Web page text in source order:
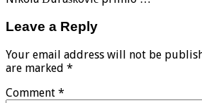
Leave a Reply
Your email address will not be
are marked *
Comment *